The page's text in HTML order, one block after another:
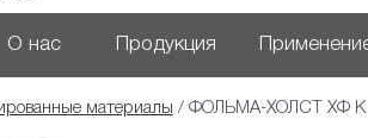
О нас Продукция
материалы / ФОЛЬМА-ХОЛСТ ХФ К